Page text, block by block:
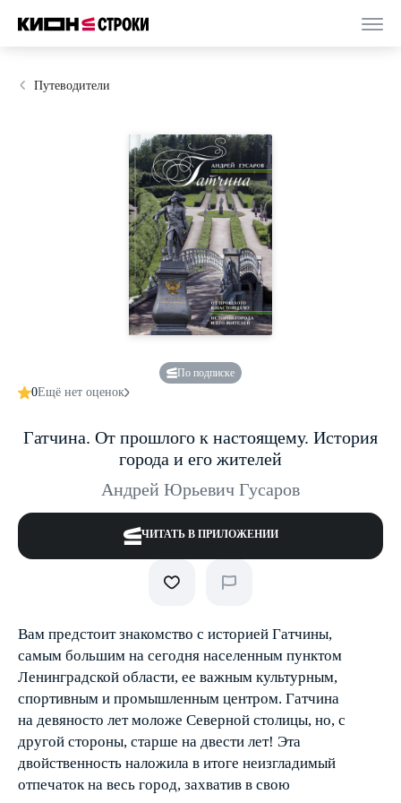
Путеводители
По подписке
0Ещё нет оценок
Гатчина. От прошлого к настоящему. История
города и его жителей
Андрей Юрьевич Гусаров
ЧИТАТЬ В ПРИЛОЖЕНИИ
Вам предстоит знакомство с историей Гатчины,
самым большим на сегодня населенным пунктом
Ленинградской области, ее важным культурным,
спортивным и промышленным центром. Гатчина
на девяносто лет моложе Северной столицы, но, с
другой стороны, старше на двести лет! Эта
двойственность наложила в итоге неизгладимый
отпечаток на весь город, захватив в свою